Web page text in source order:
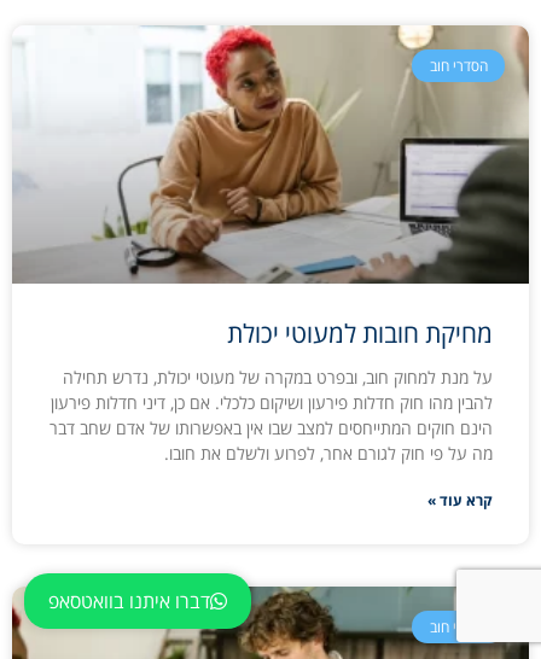
הסדרי חוב
מחיקת חובות למעוטי יכולת
על מנת למחוק חוב, ובפרט במקרה של מעוטי יכולת, נדרש תחילה
להבין מהו חוק חדלות פירעון ושיקום כלכלי. אם כן, דיני חדלות פירעון
הינם חוקים המתייחסים למצב שבו אין באפשרותו של אדם שחב דבר
מה על פי חוק לגורם אחר, לפרוע ולשלם את חובו.
קרא עוד »
הסדרי חוב
דברו איתנו בוואטסאפ